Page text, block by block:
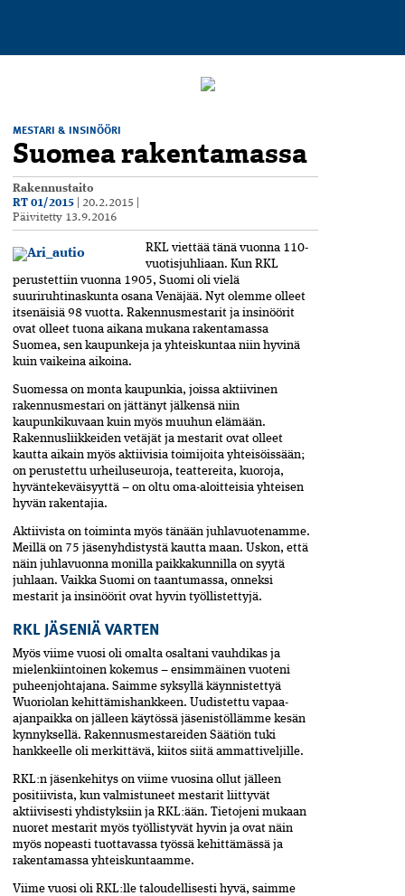
MESTARI & INSINÖÖRI
Suomea rakentamassa
Rakennustaito
RT 01/2015
20.2.2015
Päivitetty 13.9.2016
RKL viettää tänä vuonna 110-
vuotisjuhliaan. Kun RKL
perustettiin vuonna 1905, Suomi oli vielä
suuriruhtinaskunta osana Venäjää. Nyt olemme olleet
itsenäisiä 98 vuotta. Rakennusmestarit ja insinöörit
ovat olleet tuona aikana mukana rakentamassa
Suomea, sen kaupunkeja ja yhteiskuntaa niin hyvinä
kuin vaikeina aikoina.
Suomessa on monta kaupunkia, joissa aktiivinen
rakennusmestari on jättänyt jälkensä niin
kaupunkikuvaan kuin myös muuhun elämään.
Rakennusliikkeiden vetäjät ja mestarit ovat olleet
kautta aikain myös aktiivisia toimijoita yhteisöissään;
on perustettu urheiluseuroja, teattereita, kuoroja,
hyväntekeväisyyttä – on oltu oma-aloitteisia yhteisen
hyvän rakentajia.
Aktiivista on toiminta myös tänään juhlavuotenamme.
Meillä on 75 jäsenyhdistystä kautta maan. Uskon, että
näin juhlavuonna monilla paikkakunnilla on syytä
juhlaan. Vaikka Suomi on taantumassa, onneksi
mestarit ja insinöörit ovat hyvin työllistettyjä.
RKL JÄSENIÄ VARTEN
Myös viime vuosi oli omalta osaltani vauhdikas ja
mielenkiintoinen kokemus – ensimmäinen vuoteni
puheenjohtajana. Saimme syksyllä käynnistettyä
Wuoriolan kehittämishankkeen. Uudistettu vapaa-
ajanpaikka on jälleen käytössä jäsenistöllämme kesän
kynnyksellä. Rakennusmestareiden Säätiön tuki
hankkeelle oli merkittävä, kiitos siitä ammattiveljille.
RKL:n jäsenkehitys on viime vuosina ollut jälleen
positiivista, kun valmistuneet mestarit liittyvät
aktiivisesti yhdistyksiin ja RKL:ään. Tietojeni mukaan
nuoret mestarit myös työllistyvät hyvin ja ovat näin
myös nopeasti tuottavassa työssä kehittämässä ja
rakentamassa yhteiskuntaamme.
Viime vuosi oli RKL:lle taloudellisesti hyvä, saimme